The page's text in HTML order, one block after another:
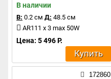
В наличии
В: 0.2 см Д: 48.5 см
AR111 x 3 max 50W
Цена: 5 496 Р.
Купить
172860